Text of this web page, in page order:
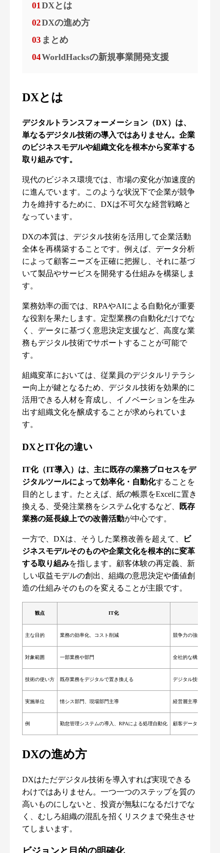
01DXとは
02DXの進め方
03 まとめ
04WorldHacksの新規事業開発支援
DXとは
​​デジタルトランスフォーメーション（DX）は、
単なるデジタル技術の導入ではありません。企業
のビジネスモデルや組織文化を根本から変革する
取り組みです。
現代のビジネス環境では、市場の変化が加速度的
に進んでいます。このような状況下で企業が競争
力を維持するために、DXは不可欠な経営戦略と
なっています。
DXの本質は、デジタル技術を活用して企業活動
全体を再構築することです。例えば、データ分析
によって顧客ニーズを正確に把握し、それに基づ
いて製品やサービスを開発する仕組みを構築しま
す。
業務効率の面では、RPAやAIによる自動化が重要
な役割を果たします。定型業務の自動化だけでな
く、データに基づく意思決定支援など、高度な業
務もデジタル技術でサポートすることが可能で
す。
組織変革においては、従業員のデジタルリテラシ
ー向上が鍵となるため、デジタル技術を効果的に
活用できる人材を育成し、イノベーションを生み
出す組織文化を醸成することが求められていま
す。
DXとIT化の違い
IT化（IT導入）は、主に既存の業務プロセスをデ
ジタルツールによって効率化・自動化することを
目的とします。たとえば、紙の帳票をExcelに置き
換える、受発注業務をシステム化するなど、
既存
業務の延長線上での改善活動が中心です。
一方で、DXは、そうした業務改善を超えて、
ビ
ジネスモデルそのものや企業文化を根本的に変革
する取り組みを指します。顧客体験の再定義、新
しい収益モデルの創出、組織の意思決定や価値創
造の仕組みそのものを変えることが主眼です。
観点 IT化
主な目的 業務の効率化、コスト削減 競争力の強化、ビジ
対象範囲 一部業務や部門 全社的な構造（戦略
技術の使い方 既存業務をデジタルで置き換える デジタル技術で新た
実施単位 情シス部門、現場部門主導 経営層主導で全社的
例 勤怠管理システムの導入、RPAによる処理自動化 顧客データを活用し
DXの進め方
DXはただデジタル技術を導入すれば実現できる
わけではありません。一つ一つのステップを質の
高いものにしないと、投資が無駄になるだけでな
く、むしろ組織の混乱を招くリスクまで発生させ
てしまいます。
ビジョンと目的の明確化